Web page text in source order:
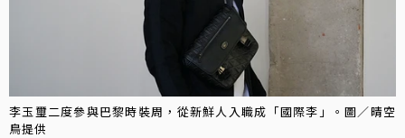
李玉璽二度參與巴黎時裝周，從新鮮人入職成「國際李」。圖／晴空
鳥提供